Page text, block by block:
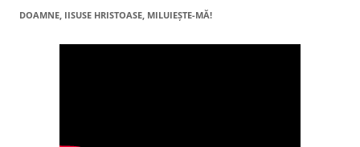
DOAMNE, IISUSE HRISTOASE, MILUIEŞTE-MĂ!